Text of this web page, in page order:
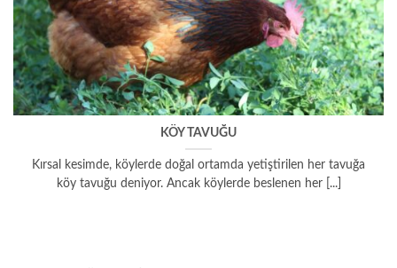
KÖY TAVUĞU
Kırsal kesimde, köylerde doğal ortamda yetiştirilen her tavuğa
köy tavuğu deniyor. Ancak köylerde beslenen her [...]